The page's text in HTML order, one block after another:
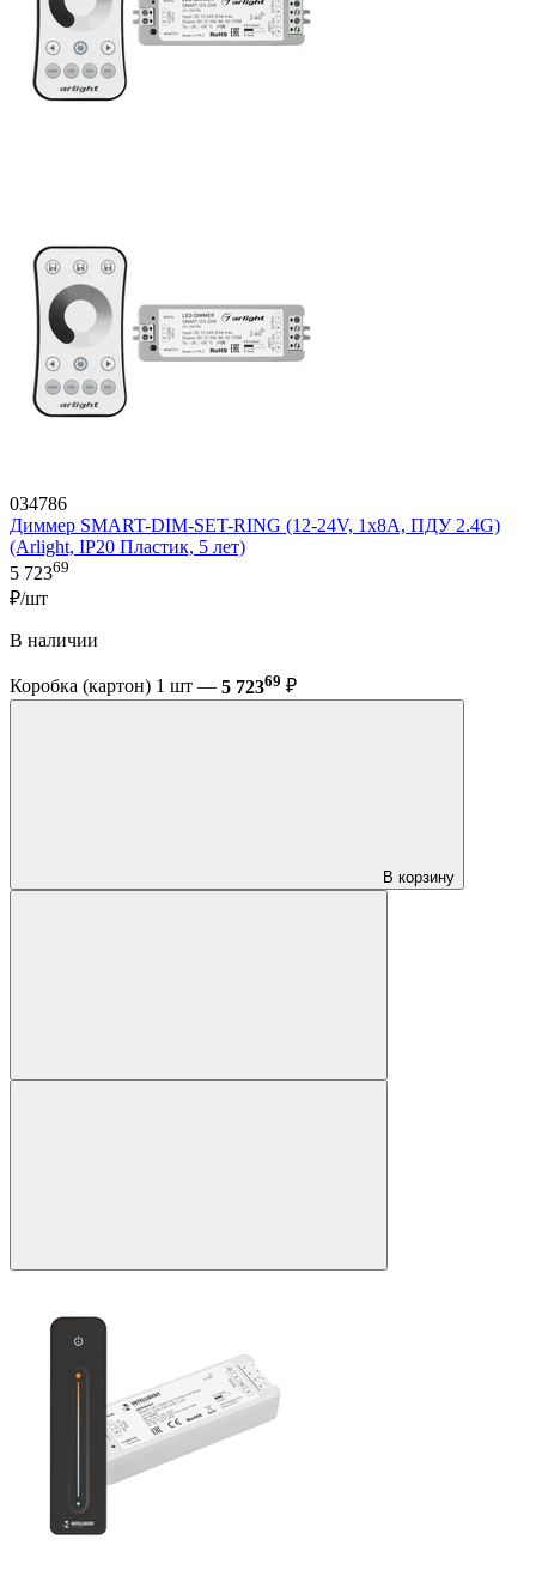
034786
Диммер SMART-DIM-SET-RING (12-24V, 1x8A, ПДУ 2.4G)
(Arlight, IP20 Пластик, 5 лет)
5 72369
₽/шт
В наличии
Коробка (картон) 1 шт — 5 72369 ₽
В корзину